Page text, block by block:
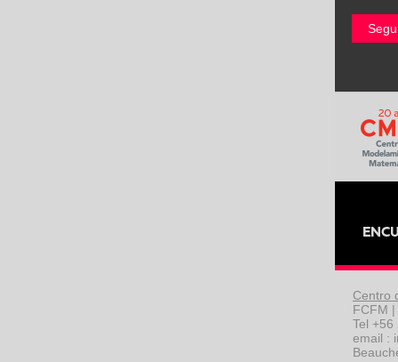
Centro
FCFM
Tel +56
email :